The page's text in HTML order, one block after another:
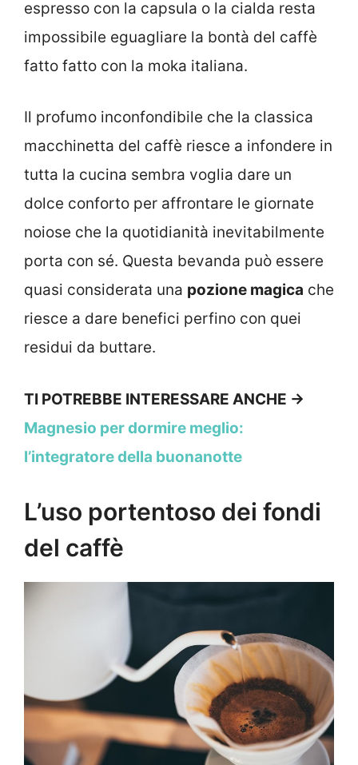
espresso con la capsula o la cialda resta
impossibile eguagliare la bontà del caffè
fatto fatto con la moka italiana.
Il profumo inconfondibile che la classica
macchinetta del caffè riesce a infondere in
tutta la cucina sembra voglia dare un
dolce conforto per affrontare le giornate
noiose che la quotidianità inevitabilmente
porta con sé. Questa bevanda può essere
quasi considerata una pozione magica che
riesce a dare benefici perfino con quei
residui da buttare.
TI POTREBBE INTERESSARE ANCHE ->
Magnesio per dormire meglio:
l’integratore della buonanotte
L’uso portentoso dei fondi
del caffè